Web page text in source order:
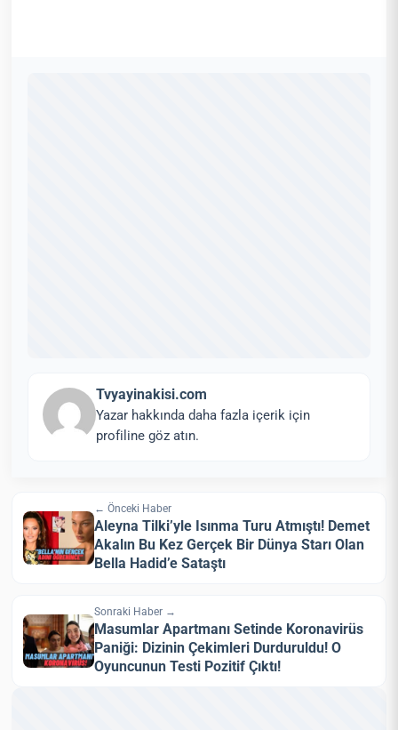
Tvyayinakisi.com
Yazar hakkında daha fazla içerik için
profiline göz atın.
← Önceki Haber
Aleyna Tilki’yle Isınma Turu Atmıştı! Demet
Akalın Bu Kez Gerçek Bir Dünya Starı Olan
Bella Hadid’e Sataştı
Sonraki Haber →
Masumlar Apartmanı Setinde Koronavirüs
Paniği: Dizinin Çekimleri Durduruldu! O
Oyuncunun Testi Pozitif Çıktı!